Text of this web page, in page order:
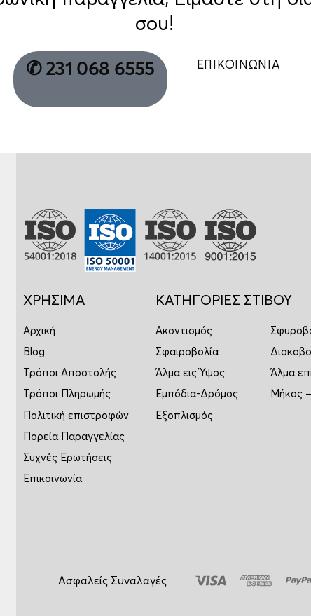
σου!
✆ 231 068 6555 ΕΠΙΚΟΙΝΩΝΙΑ
ΧΡΗΣΙΜΑ
Αρχική
Blog
Τρόποι Αποστολής
Τρόποι Πληρωμής
Πολιτική επιστροφών
Πορεία Παραγγελίας
Συχνές Ερωτήσεις
Επικοινωνία
ΚΑΤΗΓΟΡΙΕΣ ΣΤΙΒΟΥ
Ακοντισμός
Σφαιροβολία
Άλμα εις Ύψος
Άλμα
Εμπόδια-Δρόμος
Μήκος
Εξοπλισμός
Ασφαλείς Συναλαγές